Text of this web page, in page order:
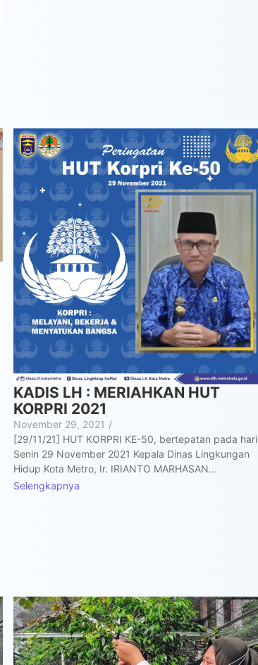
KADIS LH : MERIAHKAN HUT
KORPRI 2021
November 29, 2021 /
[29/11/21] HUT KORPRI KE-50, bertepatan pada hari
Senin 29 November 2021 Kepala Dinas Lingkungan
Hidup Kota Metro, Ir. IRIANTO MARHASAN...
Selengkapnya